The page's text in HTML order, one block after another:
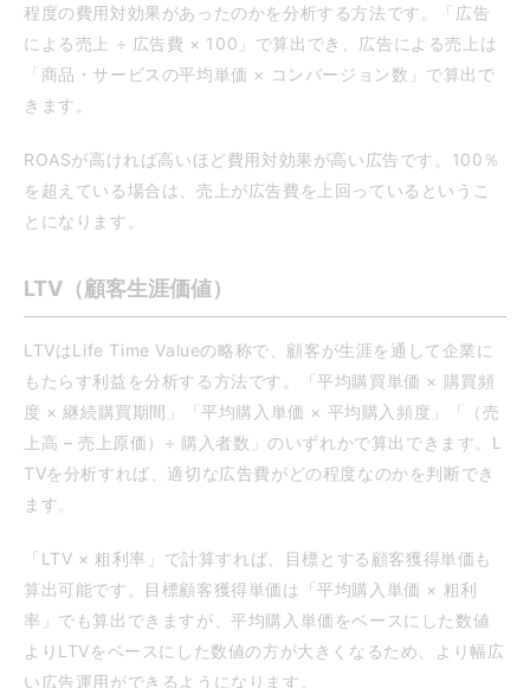
程度の費用対効果があったのかを分析する方法です。「広告
による売上 ÷ 広告費 × 100」で算出でき、広告による売上は
「商品・サービスの平均単価 × コンバージョン数」で算出で
きます。
ROASが高ければ高いほど費用対効果が高い広告です。100％
を超えている場合は、売上が広告費を上回っているというこ
とになります。
LTV（顧客生涯価値）
LTVはLife Time Valueの略称で、顧客が生涯を通して企業に
もたらす利益を分析する方法です。「平均購買単価 × 購買頻
度 × 継続購買期間」「平均購入単価 × 平均購入頻度」「（売
上高 – 売上原価）÷ 購入者数」のいずれかで算出できます。L
TVを分析すれば、適切な広告費がどの程度なのかを判断でき
ます。
「LTV × 粗利率」で計算すれば、目標とする顧客獲得単価も
算出可能です。目標顧客獲得単価は「平均購入単価 × 粗利
率」でも算出できますが、平均購入単価をベースにした数値
よりLTVをベースにした数値の方が大きくなるため、より幅広
い広告運用ができるようになります。